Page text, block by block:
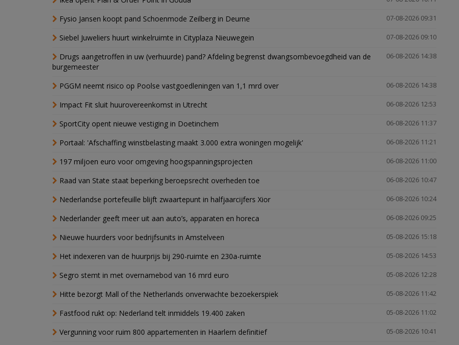
07-08-2026 09:31
Fysio Jansen koopt pand Schoenmode Zeilberg in Deurne
07-08-2026 09:10
Siebel Juweliers huurt winkelruimte in Cityplaza Nieuwegein
06-08-2026 14:38
Drugs aangetroffen in uw (verhuurde) pand? Afdeling begrenst dwangsombevoegdheid van de
burgemeester
06-08-2026 14:38
PGGM neemt risico op Poolse vastgoedleningen van 1,1 mrd over
06-08-2026 12:53
Impact Fit sluit huurovereenkomst in Utrecht
06-08-2026 11:37
SportCity opent nieuwe vestiging in Doetinchem
06-08-2026 11:21
Portaal: 'Afschaffing winstbelasting maakt 3.000 extra woningen mogelijk'
06-08-2026 11:00
197 miljoen euro voor omgeving hoogspanningsprojecten
06-08-2026 10:47
Raad van State staat beperking beroepsrecht overheden toe
06-08-2026 10:24
Nederlandse portefeuille blijft zwaartepunt in halfjaarcijfers Xior
06-08-2026 09:25
Nederlander geeft meer uit aan auto’s, apparaten en horeca
05-08-2026 15:18
Nieuwe huurders voor bedrijfsunits in Amstelveen
05-08-2026 14:53
Het indexeren van de huurprijs bij 290-ruimte en 230a-ruimte
05-08-2026 12:28
Segro stemt in met overnamebod van 16 mrd euro
05-08-2026 11:42
Hitte bezorgt Mall of the Netherlands onverwachte bezoekerspiek
05-08-2026 11:02
Fastfood rukt op: Nederland telt inmiddels 19.400 zaken
05-08-2026 10:41
Vergunning voor ruim 800 appartementen in Haarlem definitief